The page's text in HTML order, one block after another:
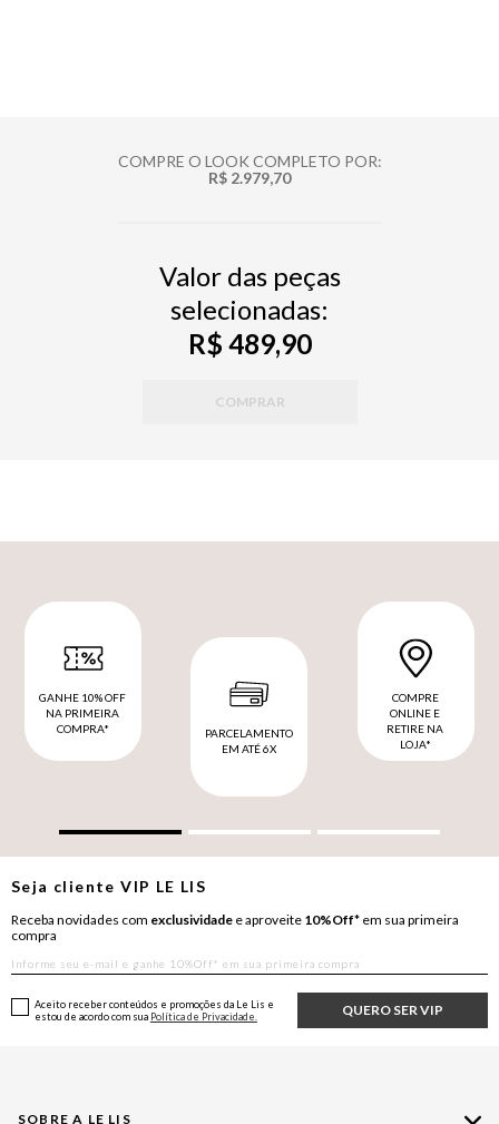
COMPRE O LOOK COMPLETO POR:
R$ 2.979,70
Valor das peças
selecionadas:
R$ 489,90
COMPRAR
GANHE 10% OFF
NA PRIMEIRA
COMPRA*
PARCELAMENTO
EM ATÉ 6X
COMPRE
ONLINE E
RETIRE NA
LOJA*
Seja clienteVIP LE LIS
Receba novidades com exclusividade e aproveite 10%Off* em sua primeira
compra
QUERO SER VIP
Aceito receber conteúdos e promoções da Le Lis e
estou de acordo com sua Política de Privacidade.
SOBRE A LE LIS